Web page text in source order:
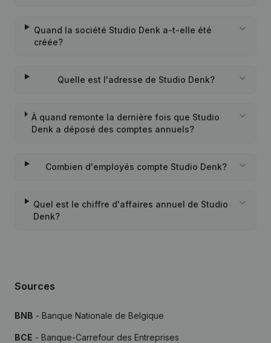
Quand la société Studio Denk a-t-elle été
créée?
Quelle est l'adresse de Studio Denk?
À quand remonte la dernière fois que Studio
Denk a déposé des comptes annuels?
Combien d'employés compte Studio Denk?
Quel est le chiffre d'affaires annuel de Studio
Denk?
Sources
BNB - Banque Nationale de Belgique
BCE - Banque-Carrefour des Entreprises